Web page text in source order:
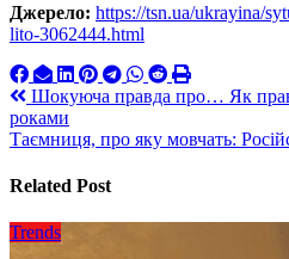
Джерело: https://tsn.ua/ukrayina/
lito-3062444.html
Навигация
по
Шокуюча правда про… Як
роками
Таємниця, про яку мовчать:
Related Post
Trends